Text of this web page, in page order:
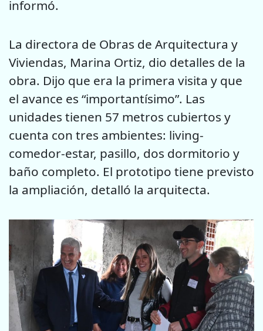
informó.
La directora de Obras de Arquitectura y
Viviendas, Marina Ortiz, dio detalles de la
obra. Dijo que era la primera visita y que
el avance es “importantísimo”. Las
unidades tienen 57 metros cubiertos y
cuenta con tres ambientes: living-
comedor-estar, pasillo, dos dormitorio y
baño completo. El prototipo tiene previsto
la ampliación, detalló la arquitecta.